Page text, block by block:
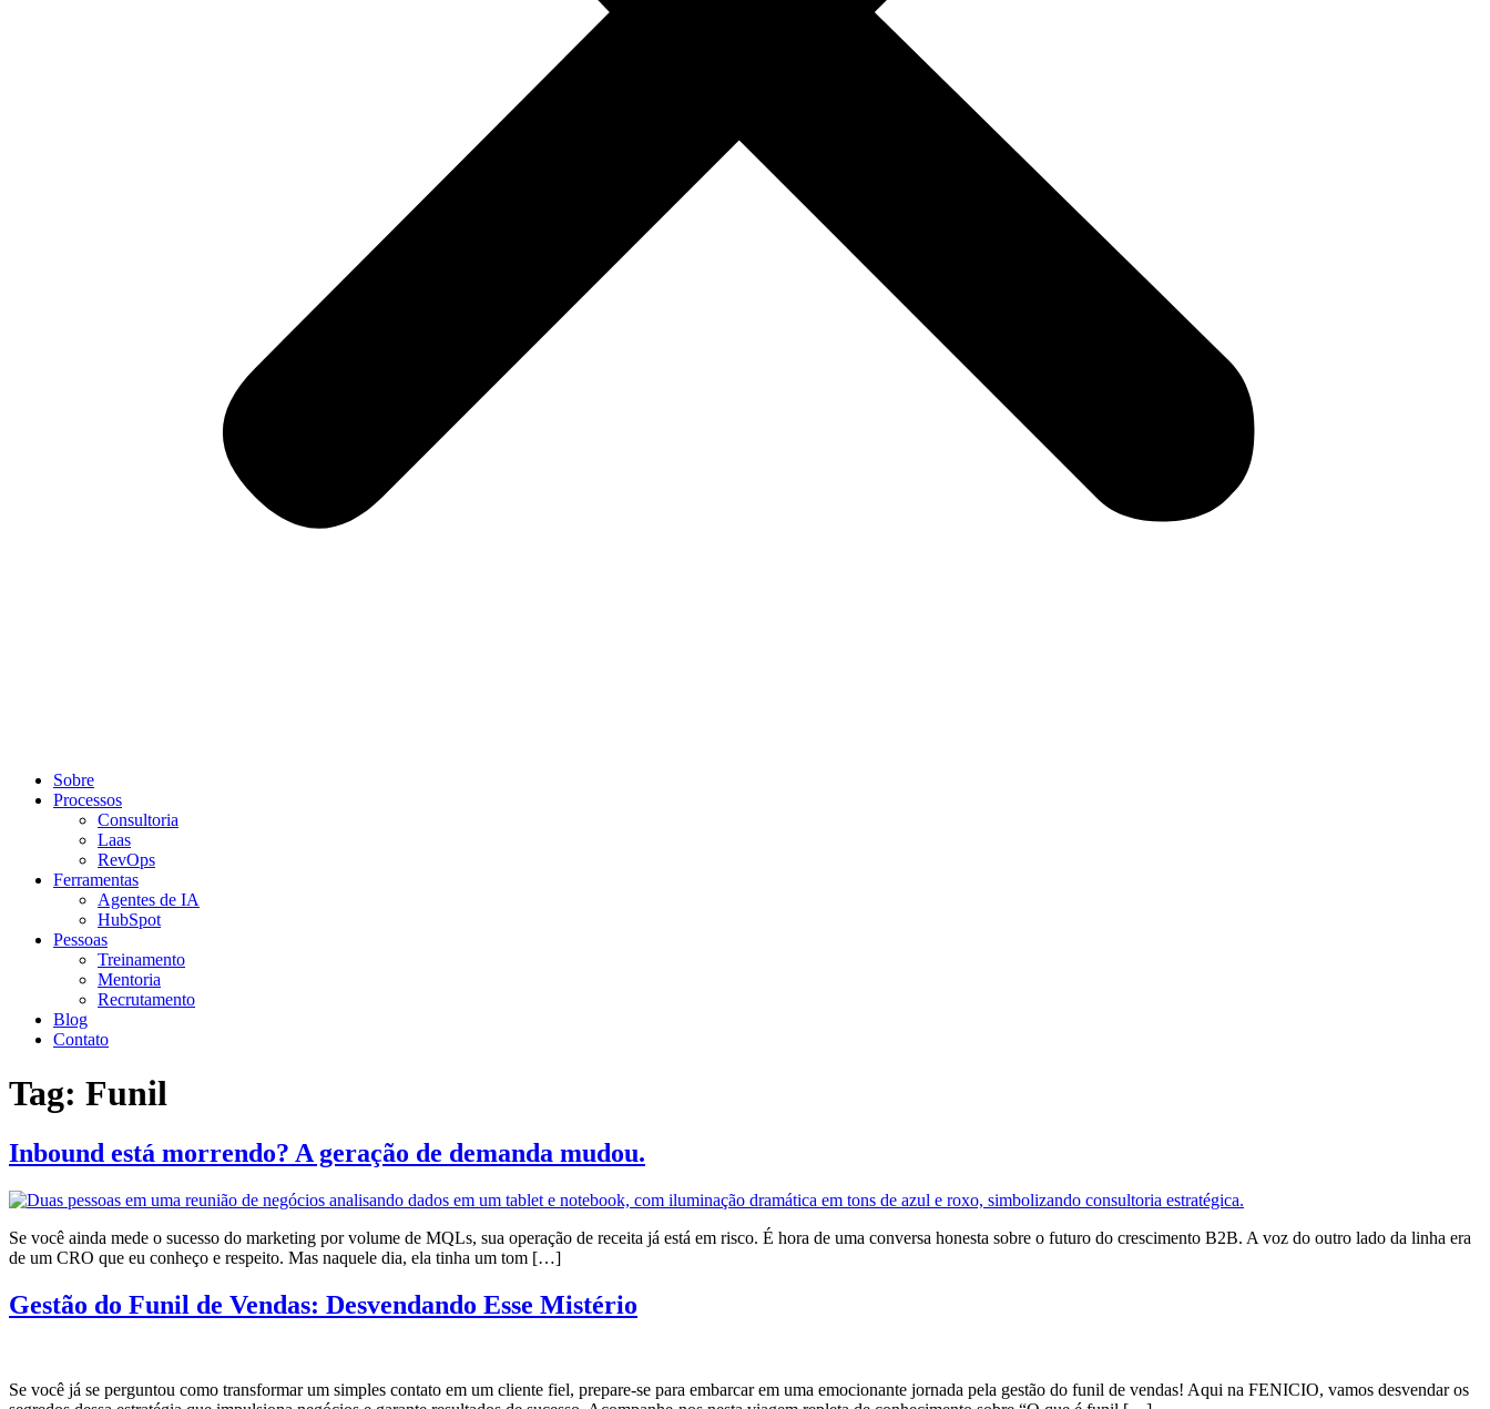
Sobre
Processos
Consultoria
Laas
RevOps
Ferramentas
Agentes de IA
HubSpot
Pessoas
Treinamento
Mentoria
Recrutamento
Blog
Contato
Tag: Funil
Inbound está morrendo? A geração de demanda mudou.
Se você ainda mede o sucesso do marketing por volume de MQLs, sua operação de receita já está em risco. É hora de uma conversa honesta sobre o futuro do crescimento B2B. A voz do outro lado da linha era
de um CRO que eu conheço e respeito. Mas naquele dia, ela tinha um tom […]
Gestão do Funil de Vendas: Desvendando Esse Mistério
Se você já se perguntou como transformar um simples contato em um cliente fiel, prepare-se para embarcar em uma emocionante jornada pela gestão do funil de vendas! Aqui na FENICIO, vamos desvendar os